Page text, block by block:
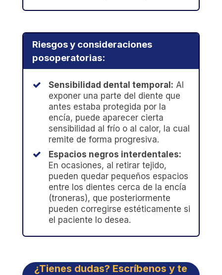
Riesgos y consideraciones
posoperatorias:
Sensibilidad dental temporal: Al
exponer una parte del diente que
antes estaba protegida por la
encía, puede aparecer cierta
sensibilidad al frío o al calor, la cual
remite de forma progresiva.
Espacios negros interdentales:
En ocasiones, al retirar tejido,
pueden quedar pequeños espacios
entre los dientes cerca de la encía
(troneras), que posteriormente
pueden corregirse estéticamente si
el paciente lo desea.
¿Tienes dudas? Escríbenos y te